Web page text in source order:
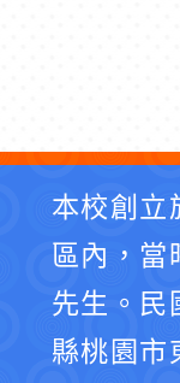
本校創立
區內，當
先生。民
縣桃園市